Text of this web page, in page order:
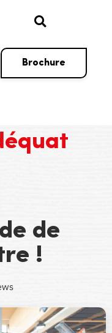
Brochure
de
!